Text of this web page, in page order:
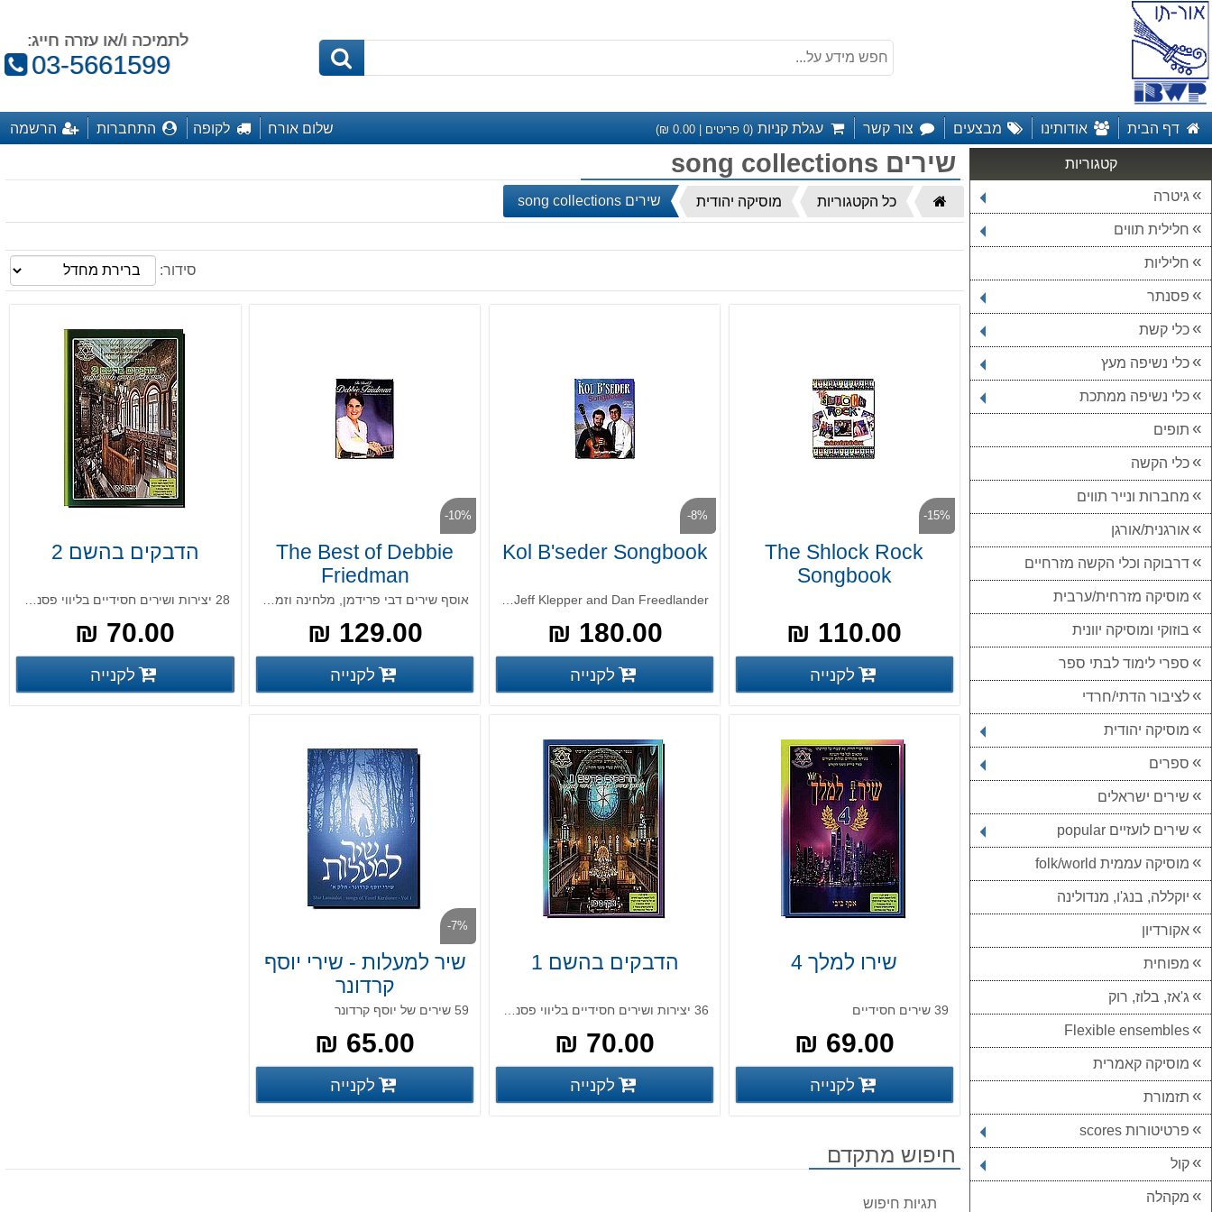
לתמיכה ו/או עזרה חייג:
טלפון:
03-5661599
דף הבית אודותינו מבצעים צור קשר עגלת קניות (
0 פריטים |0.00
₪) שלום אורח לקופה התחברות הרשמה
קטגוריות
גיטרה
חלילית תווים
חליליות
פסנתר
כלי קשת
כלי נשיפה מעץ
כלי נשיפה ממתכת
תופים
כלי הקשה
מחברות ונייר תווים
אורגנית/אורגן
דרבוקה וכלי הקשה מזרחיים
מוסיקה מזרחית/ערבית
בוזוקי ומוסיקה יוונית
ספרי לימוד לבתי ספר
לציבור הדתי/חרדי
מוסיקה יהודית
ספרים
שירים ישראלים
שירים לועזיים popular
מוסיקה עממית folk/world
יוקללה, בנג'ו, מנדולינה
אקורדיון
מפוחית
ג'אז, בלוז, רוק
Flexible ensembles
מוסיקה קאמרית
תזמורת
פרטיטורות scores
קול
מקהלה
שירים song collections
דף
הבית
כל הקטגוריות מוסיקה יהודית שירים song collections
סידור:
-15%
The Shlock Rock
Songbook
110.00 ₪
פרטים נוספים
לקנייה
-8%
Kol B'seder Songbook
Contemporary Jewish Songs by Jeff Klepper and Dan Freedlander
180.00 ₪
פרטים נוספים
לקנייה
-10%
The Best of Debbie
Friedman
אוסף שירים דבי פרידמן, מלחינה וזמרת יהודית אמריקאית
129.00 ₪
פרטים נוספים
לקנייה
הדבקים בהשם 2
28 יצירות ושירים חסידיים בליווי פסנתרני
70.00 ₪
פרטים נוספים
לקנייה
שירו למלך 4
39 שירים חסידיים
69.00 ₪
פרטים נוספים
לקנייה
הדבקים בהשם 1
70.00 ₪
פרטים נוספים
לקנייה
-7%
שיר למעלות - שירי יוסף
קרדונר
59 שירים של יוסף קרדונר
65.00 ₪
פרטים נוספים
לקנייה
חיפוש מתקדם
תגיות חיפוש